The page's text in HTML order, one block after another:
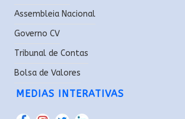
Assembleia Nacional
Governo CV
Tribunal de Contas
Bolsa de Valores
MEDIAS INTERATIVAS